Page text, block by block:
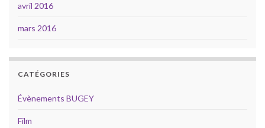
avril 2016
mars 2016
CATÉGORIES
Évènements BUGEY
Film